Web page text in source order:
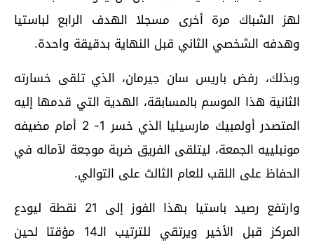
لهز الشباك مرة أخرى مسجلا الهدف الرابع لباستيا
وهدفه الشخصي الثاني قبل النهاية بدقيقة واحدة.
وبذلك، رفض باريس سان جيرمان، الذي تلقى خسارته
الثانية هذا الموسم بالمسابقة، الهدية التي قدمها إليه
المتصدر أولمبيك مارسيليا الذي خسر 1- 2 أمام مضيفه
مونبلييه الجمعة، ليتلقى الفريق ضربة موجعة لآماله في
الحفاظ على اللقب للعام الثالث على التوالي.
وارتفع رصيد باستيا بهذا الفوز إلى 21 نقطة ليودع
المركز قبل الأخير ويرتقي للترتيب الـ14 مؤقتا لحين